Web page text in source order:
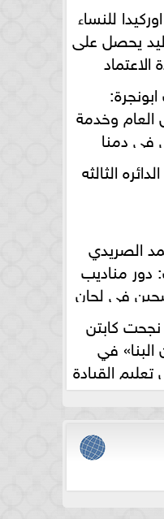
للنساء
يحصل على
العام وخدمة
فى دمنا
الثالثه
الصريدي
دور مناديب
في لجان
كابتن
البنا» في
تعليم القيادة